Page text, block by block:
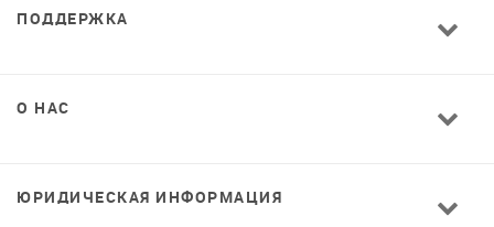
ПОДДЕРЖКА
О НАС
ЮРИДИЧЕСКАЯ ИНФОРМАЦИЯ